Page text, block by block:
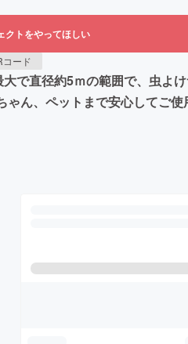
クトをやってほしい
コード
で直径約5ｍの範囲で、虫よ
ん、ペットまで安心してご使